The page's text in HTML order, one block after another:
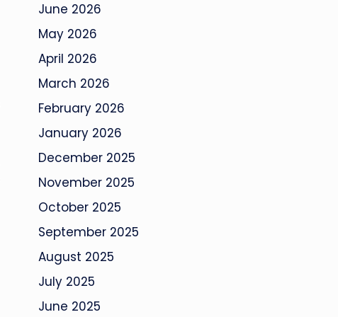
June 2026
May 2026
April 2026
March 2026
February 2026
January 2026
December 2025
November 2025
October 2025
September 2025
August 2025
July 2025
June 2025